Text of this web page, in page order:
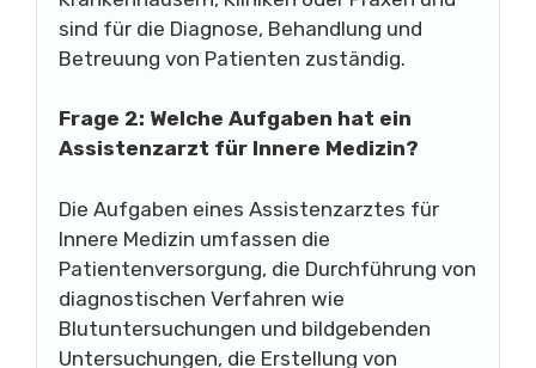
sind für die Diagnose, Behandlung und
Betreuung von Patienten zuständig.
Frage 2: Welche Aufgaben hat ein
Assistenzarzt für Innere Medizin?
Die Aufgaben eines Assistenzarztes für
Innere Medizin umfassen die
Patientenversorgung, die Durchführung von
diagnostischen Verfahren wie
Blutuntersuchungen und bildgebenden
Untersuchungen, die Erstellung von